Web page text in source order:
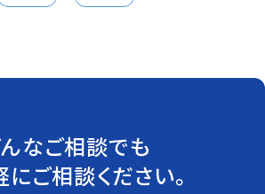
なご相談でも
ご相談ください。